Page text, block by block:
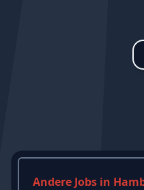
Andere Jobs in